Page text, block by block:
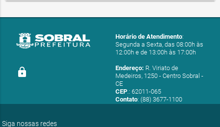
lock
Horário de Atendimento:
Segunda a Sexta, das 08:00h às
12:00h e de 13:00h às 17:00h
Endereço: R. Viriato de
Medeiros, 1250 - Centro Sobral -
CE
CEP.: 62011-065
Contato: (88) 3677-1100
Siga nossas redes